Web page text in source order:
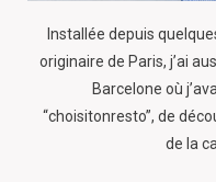
Installée depuis
originaire de Paris, j’ai
Barcelone où
“choisitonresto”, de
de la